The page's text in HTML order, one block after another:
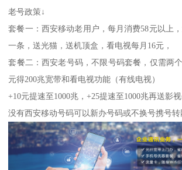
老号政策↓
套餐一：西安移动老用户，每月消费58元以上
一条，送光猫，送机顶盒，看电视每月16元，
套餐二：西安老号码，不限号码套餐，仅需两
元得200兆宽带和看电视功能（有线电视）
+10元提速至1000兆，+25提速至1000兆再送影
没有西安移动号码可以新办号码或不换号携号转